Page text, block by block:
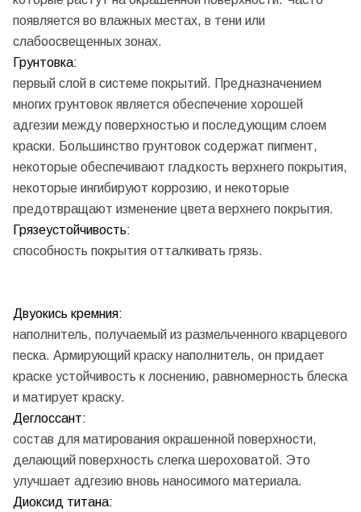
появляется во влажных местах, в тени или
слабоосвещенных зонах.
Грунтовка:
первый слой в системе покрытий. Предназначением
многих грунтовок является обеспечение хорошей
адгезии между поверхностью и последующим слоем
краски. Большинство грунтовок содержат пигмент,
некоторые обеспечивают гладкость верхнего покрытия,
некоторые ингибируют коррозию, и некоторые
предотвращают изменение цвета верхнего покрытия.
Грязеустойчивость:
способность покрытия отталкивать грязь.
Двуокись кремния:
наполнитель, получаемый из размельченного кварцевого
песка. Армирующий краску наполнитель, он придает
краске устойчивость к лоснению, равномерность блеска
и матирует краску.
Деглоссант:
состав для матирования окрашенной поверхности,
делающий поверхность слегка шероховатой. Это
улучшает адгезию вновь наносимого материала.
Диоксид титана: